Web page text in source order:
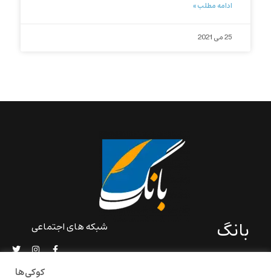
ادامه مطلب »
25 می 2021
بانگ شبکه های اجتماعی
کوکی‌ها